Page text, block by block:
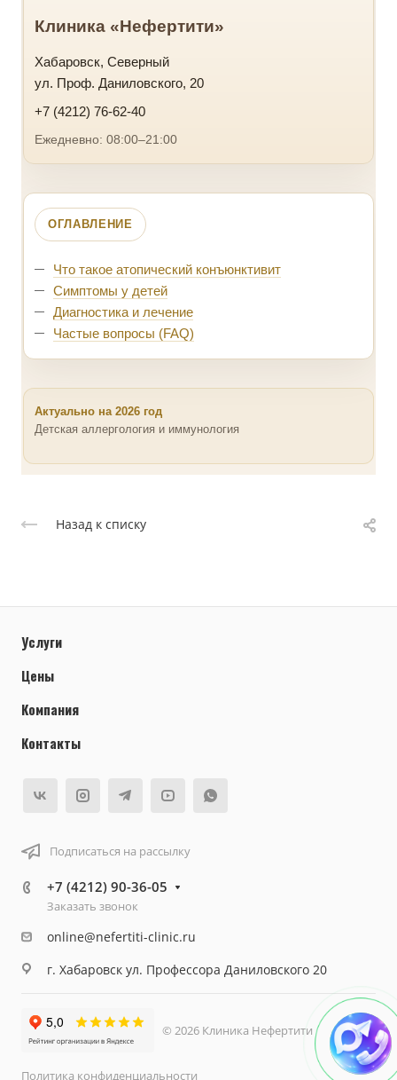
Клиника «Нефертити»
Хабаровск, Северный
ул. Проф. Даниловского, 20
+7 (4212) 76-62-40
Ежедневно: 08:00–21:00
ОГЛАВЛЕНИЕ
Что такое атопический конъюнктивит
Симптомы у детей
Диагностика и лечение
Частые вопросы (FAQ)
Актуально на 2026 год
Детская аллергология и иммунология
Назад к списку
Услуги
Цены
Компания
Контакты
Подписаться на рассылку
+7 (4212) 90-36-05
Заказать звонок
online@nefertiti-clinic.ru
г. Хабаровск ул. Профессора Даниловского 20
© 2026 Клиника Нефертити
Политика конфиденциальности